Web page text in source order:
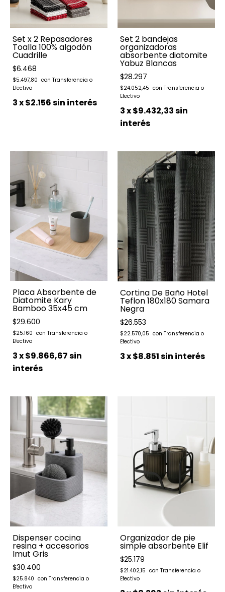
Set x 2 Repasadores
Toalla 100% algodón
Cuadrille
$6.468
$5.497,80
3x$2.156sin interés
Set 2 bandejas
organizadoras
absorbente diatomite
Yabuz Blancas
$28.297
$24.052,45
3x$9.432,33sin
interés
Placa Absorbente de
Diatomite Kary
Bamboo 35x45 cm
$29.600
$25.160
3x$9.866,67sin
interés
Cortina De Baño Hotel
Teflon 180x180 Samara
Negra
$26.553
$22.570,05
3x$8.851sin interés
Dispenser cocina
resina + accesorios
Imut Gris
$30.400
$25.840
Organizador de pie
simple absorbente Elif
$25.179
$21.402,15